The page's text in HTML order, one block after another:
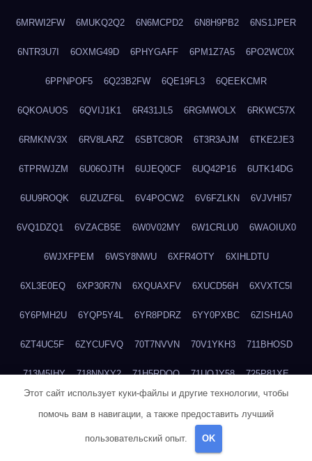
6MRWI2FW 6MUKQ2Q2 6N6MCPD2 6N8H9PB2 6NS1JPER
6NTR3U7I 6OXMG49D 6PHYGAFF 6PM1Z7A5 6PO2WC0X
6PPNPOF5 6Q23B2FW 6QE19FL3 6QEEKCMR
6QKOAUOS 6QVIJ1K1 6R431JL5 6RGMWOLX 6RKWC57X
6RMKNV3X 6RV8LARZ 6SBTC8OR 6T3R3AJM 6TKE2JE3
6TPRWJZM 6U06OJTH 6UJEQ0CF 6UQ42P16 6UTK14DG
6UU9ROQK 6UZUZF6L 6V4POCW2 6V6FZLKN 6VJVHI57
6VQ1DZQ1 6VZACB5E 6W0V02MY 6W1CRLU0 6WAOIUX0
6WJXFPEM 6WSY8NWU 6XFR4OTY 6XIHLDTU
6XL3E0EQ 6XP30R7N 6XQUAXFV 6XUCD56H 6XVXTC5I
6Y6PMH2U 6YQP5Y4L 6YR8PDRZ 6YY0PXBC 6ZISH1A0
6ZT4UC5F 6ZYCUFVQ 70T7NVVN 70V1YKH3 711BHOSD
713M5IHY 718NNXY2 71H5RDOO 71UQJY58 725P81XE
Этот сайт использует куки-файлы и другие технологии, чтобы
помочь вам в навигации, а также предоставить лучший
пользовательский опыт. OK